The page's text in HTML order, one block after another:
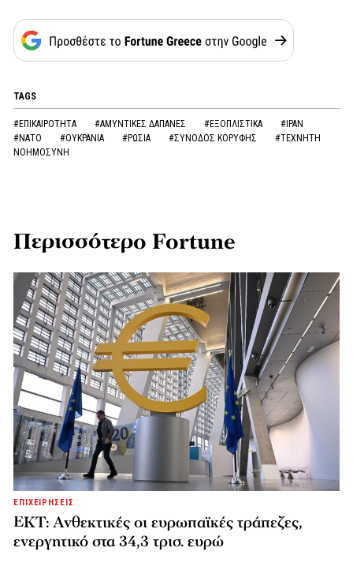
TAGS
#ΕΠΙΚΑΙΡΟΤΗΤΑ #ΑΜΥΝΤΙΚΕΣ ΔΑΠΑΝΕΣ #ΕΞΟΠΛΙΣΤΙΚΑ
#ΙΡΑΝ
#ΝΑΤΟ
#ΟΥΚΡΑΝΙΑ #ΡΩΣΙΑ #ΣΥΝΟΔΟΣ ΚΟΡΥΦΗΣ
#ΤΕΧΝΗΤΗ
ΝΟΗΜΟΣΥΝΗ
Περισσότερο Fortune
ΕΠΙΧΕΙΡΗΣΕΙΣ
ΕΚΤ: Ανθεκτικές οι ευρωπαϊκές τράπεζες,
ενεργητικό στα 34,3 τρισ. ευρώ